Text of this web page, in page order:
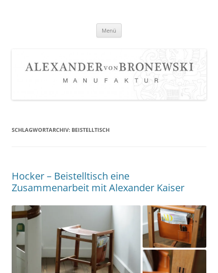
Menü
SCHLAGWORTARCHIV: BEISTELLTISCH
Hocker – Beistelltisch eine
Zusammenarbeit mit Alexander Kaiser